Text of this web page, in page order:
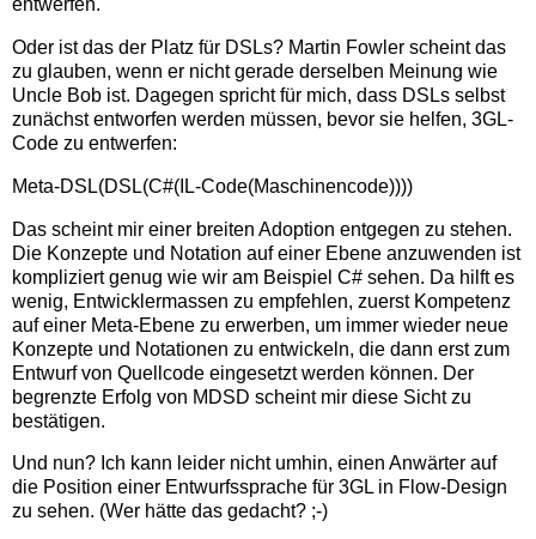
entwerfen.
Oder ist das der Platz für DSLs? Martin Fowler scheint das
zu glauben, wenn er nicht gerade derselben Meinung wie
Uncle Bob ist. Dagegen spricht für mich, dass DSLs selbst
zunächst entworfen werden müssen, bevor sie helfen, 3GL-
Code zu entwerfen:
Meta-DSL(DSL(C#(IL-Code(Maschinencode))))
Das scheint mir einer breiten Adoption entgegen zu stehen.
Die Konzepte und Notation auf einer Ebene anzuwenden ist
kompliziert genug wie wir am Beispiel C# sehen. Da hilft es
wenig, Entwicklermassen zu empfehlen, zuerst Kompetenz
auf einer Meta-Ebene zu erwerben, um immer wieder neue
Konzepte und Notationen zu entwickeln, die dann erst zum
Entwurf von Quellcode eingesetzt werden können. Der
begrenzte Erfolg von MDSD scheint mir diese Sicht zu
bestätigen.
Und nun? Ich kann leider nicht umhin, einen Anwärter auf
die Position einer Entwurfssprache für 3GL in Flow-Design
zu sehen. (Wer hätte das gedacht? ;-)